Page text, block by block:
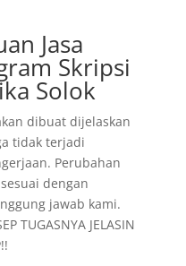
Jasa
Skripsi
Solok
dibuat dijelaskan
tidak terjadi
Perubahan
dengan
jawab kami.
TUGASNYA JELASIN